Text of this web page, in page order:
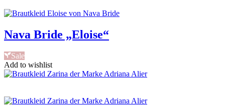
Nava Bride „Eloise“
Sale
Add to wishlist